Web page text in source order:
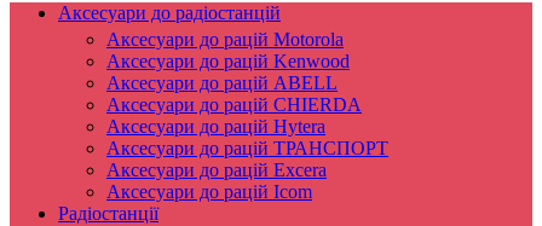
Аксесуари до радіостанцій
Аксесуари до рацій Motorola
Аксесуари до рацій Kenwood
Аксесуари до рацій ABELL
Аксесуари до рацій CHIERDA
Аксесуари до рацій Hytera
Аксесуари до рацій ТРАНСПОРТ
Аксесуари до рацій Excera
Аксесуари до рацій Icom
Радіостанції